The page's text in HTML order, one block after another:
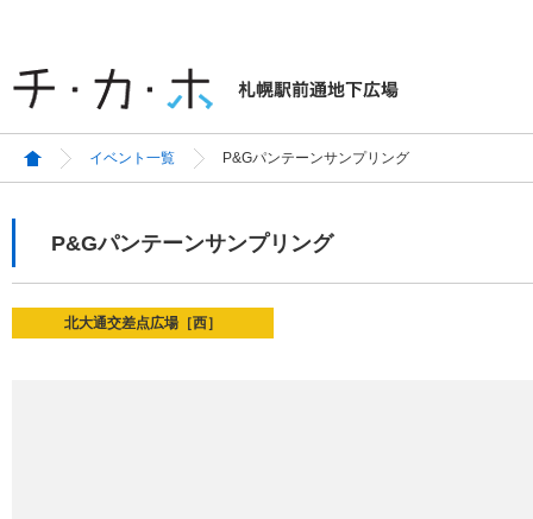
イベント一覧 P&Gパンテーンサンプリング
P&Gパンテーンサンプリング
北大通交差点広場［西］